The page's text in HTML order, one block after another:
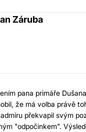
Záruba
pana primáře
že má volba právě
překvapil svým
"odpočinkem".